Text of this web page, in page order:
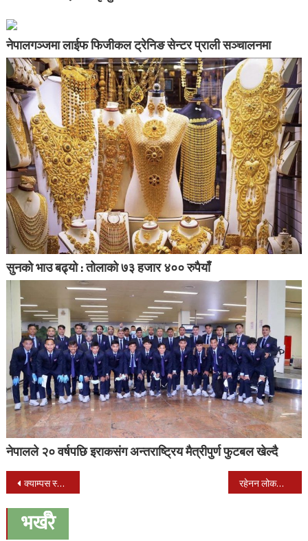
नेपालगञ्जमा लाईफ फिजीकल ट्रेनिङ सेन्टर प्राली सञ्चालनमा
सुनको भाउ बढ्यो : तोलाको ७३ हजार ४०० रुपैयाँ
नेपालले २० वर्षपछि इराकसंग अन्तराष्ट्रिय मैत्रीपुर्ण फुटबल खेल्दै
Post
navigation
क्याम्पस स्तरीय फुटबल प्रतियोगिता शुक्रबार देखि हुदै रहेनन लोकप्रिय युवा नेता सांसद वली
भर्खरै